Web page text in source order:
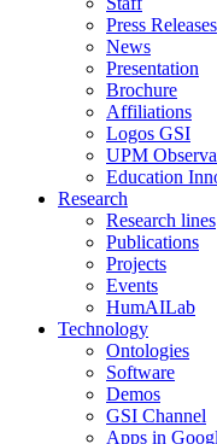
Press Releases
News
Presentation
Brochure
Affiliations
Logos GSI
UPM
Education
Research
Research lines
Publications
Projects
Events
HumAILab
Technology
Ontologies
Software
Demos
GSI Channel
Apps in